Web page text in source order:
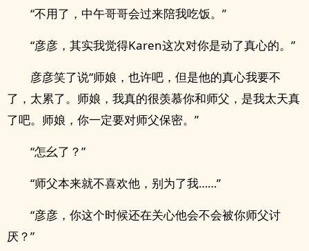
“不用了，中午哥哥会过来陪我吃饭。”
“彦彦，其实我觉得Karen这次对你是动了真心的。”
彦彦笑了说“师娘，也许吧，但是他的真心我要不
了，太累了。师娘，我真的很羡慕你和师父，是我太天真
了吧。师娘，你一定要对师父保密。”
“怎幺了？”
“师父本来就不喜欢他，别为了我……”
“彦彦，你这个时候还在关心他会不会被你师父讨
厌？”